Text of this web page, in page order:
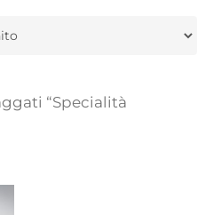
“Specialità